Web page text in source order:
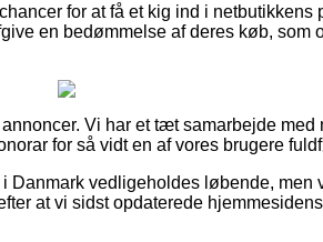
for at få et kig ind i netbutikkens
en bedømmelse af deres køb, som
Vi har et tæt samarbejde med
for så vidt en af vores brugere
Danmark vedligeholdes løbende, men
at vi sidst opdaterede